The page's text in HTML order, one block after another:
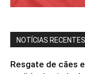
NOTÍCIAS RECENTES
Resgate de cães